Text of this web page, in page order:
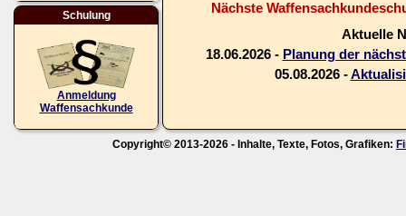
Schulung
Anmeldung
Waffensachkunde
Nächste
Aktuelle
18.06.2026 - Planung der
05.08.2026 -
Copyright© 2013-2026 - Inhalte, Texte, Fotos, Grafiken: